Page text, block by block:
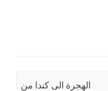
الهجرة الى كندا من